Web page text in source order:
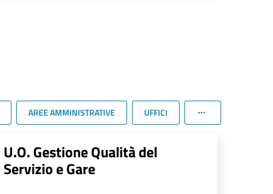
AREE AMMINISTRATIVE UFFICI
U.O. Gestione Qualità del
Servizio e Gare